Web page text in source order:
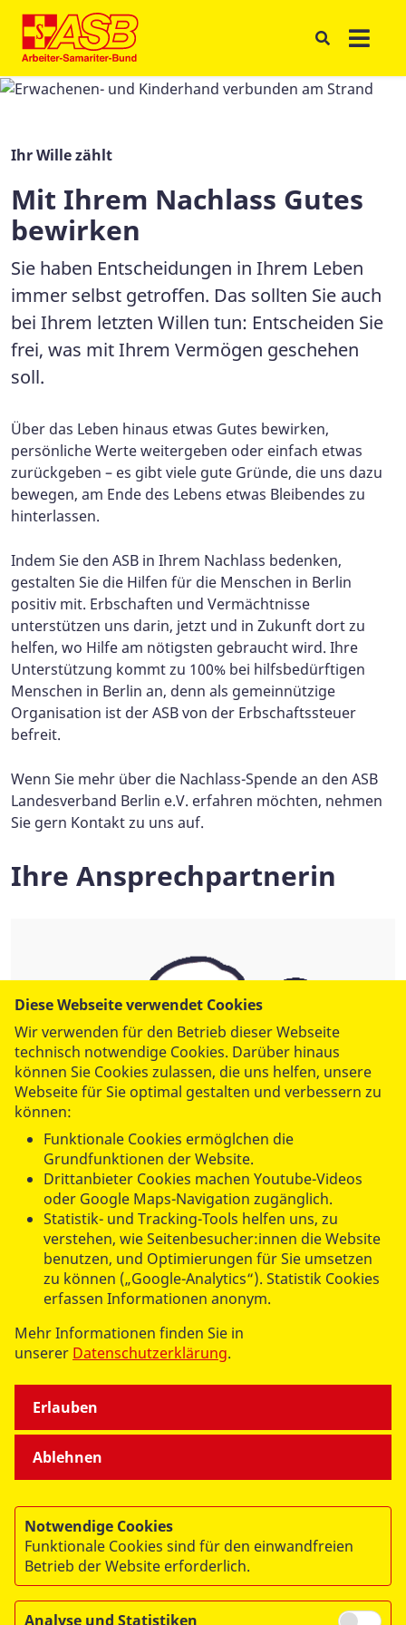
Ihr Wille zählt
Mit Ihrem Nachlass Gutes
bewirken
Sie haben Entscheidungen in Ihrem Leben
immer selbst getroffen. Das sollten Sie auch
bei Ihrem letzten Willen tun: Entscheiden Sie
frei, was mit Ihrem Vermögen geschehen
soll.
Über das Leben hinaus etwas Gutes bewirken,
persönliche Werte weitergeben oder einfach etwas
zurückgeben – es gibt viele gute Gründe, die uns dazu
bewegen, am Ende des Lebens etwas Bleibendes zu
hinterlassen.
Indem Sie den ASB in Ihrem Nachlass bedenken,
gestalten Sie die Hilfen für die Menschen in Berlin
positiv mit. Erbschaften und Vermächtnisse
unterstützen uns darin, jetzt und in Zukunft dort zu
helfen, wo Hilfe am nötigsten gebraucht wird. Ihre
Unterstützung kommt zu 100% bei hilfsbedürftigen
Menschen in Berlin an, denn als gemeinnützige
Organisation ist der ASB von der Erbschaftssteuer
befreit.
Wenn Sie mehr über die Nachlass-Spende an den ASB
Landesverband Berlin e.V. erfahren möchten, nehmen
Sie gern Kontakt zu uns auf.
Ihre Ansprechpartnerin
Melanie Rohrmann
Tel.:030 21307-122
spenden@asb-berlin.de
Am Köllnischen Park 1
© 2026 ASB Berlin
Impressum
Datenschutz
Diese Webseite verwendet Cookies
Wir verwenden für den Betrieb dieser Webseite
technisch notwendige Cookies. Darüber hinaus
können Sie Cookies zulassen, die uns helfen, unsere
Webseite für Sie optimal gestalten und verbessern zu
können:
Funktionale Cookies ermöglchen die
Grundfunktionen der Website.
Drittanbieter Cookies machen Youtube-Videos
oder Google Maps-Navigation zugänglich.
Statistik- und Tracking-Tools helfen uns, zu
verstehen, wie Seitenbesucher:innen die Website
benutzen, und Optimierungen für Sie umsetzen
zu können („Google-Analytics“). Statistik Cookies
erfassen Informationen anonym.
Mehr Informationen finden Sie in
unserer Datenschutzerklärung.
Ablehnen
Erlauben
Notwendige Cookies
Funktionale Cookies sind für den einwandfreien
Betrieb der Website erforderlich.
Analyse und Statistiken